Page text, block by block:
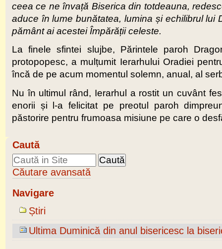
ceea ce ne învață Biserica din totdeauna,
aduce în lume bunătatea, lumina și echilibrul lui
pământ ai acestei Împărății celeste.
La finele sfintei slujbe, Părintele paroh
protopopesc, a mulțumit Ierarhului Oradiei
încă de pe acum momentul solemn, anual, al
Nu în ultimul rând, Ierarhul a rostit un cuvânt
enorii și l-a felicitat pe preotul paroh
păstorire pentru frumoasa misiune pe care o
Caută
Căutare avansată
Navigare
Știri
Ultima Duminică din anul bisericesc la